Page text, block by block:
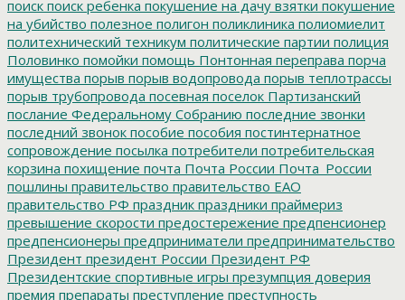
поиск поиск ребенка покушение на дачу взятки покушение
на убийство полезное полигон поликлиника полиомиелит
политехнический техникум политические партии полиция
Половинко помойки помощь Понтонная переправа порча
имущества порыв порыв водопровода порыв теплотрассы
порыв трубопровода посевная поселок Партизанский
послание Федеральному Собранию последние звонки
последний звонок пособие пособия постинтернатное
сопровождение посылка потребители потребительская
корзина похищение почта Почта России Почта_России
пошлины правительство правительство ЕАО
правительство РФ праздник праздники праймериз
превышение скорости предостережение предпенсионер
предпенсионеры предприниматели предпринимательство
Президент президент России Президент РФ
Президентские спортивные игры презумпция доверия
премия препараты преступление преступность